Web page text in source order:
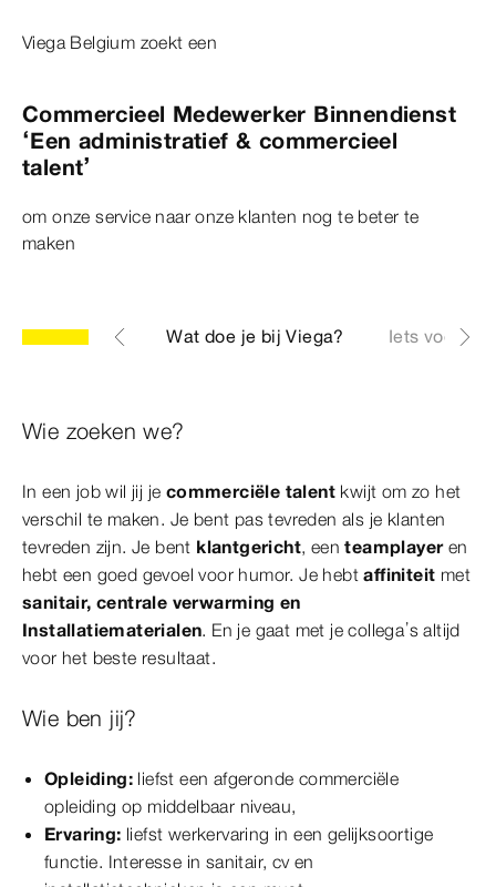
Viega Belgium zoekt een
Commercieel Medewerker Binnendienst
‘Een administratief & commercieel
talent’
om onze service naar onze klanten nog te beter te
maken
Wie ben jij? Wat doe je bij Viega? Iets voor
Wie zoeken we?
In een job wil jij je commerciële talent kwijt om zo het
verschil te maken. Je bent pas tevreden als je klanten
tevreden zijn. Je bent klantgericht, een teamplayeren
hebt een goed gevoel voor humor. Je hebtaffiniteit met
sanitair, centrale verwarming en
Installatiematerialen. En je gaat met je collega’s altijd
voor het beste resultaat.
Wie ben jij?
Opleiding: liefst een afgeronde commerciële
opleiding op middelbaar niveau,
Ervaring: liefst werkervaring in een gelijksoortige
functie. Interesse in sanitair, cv en